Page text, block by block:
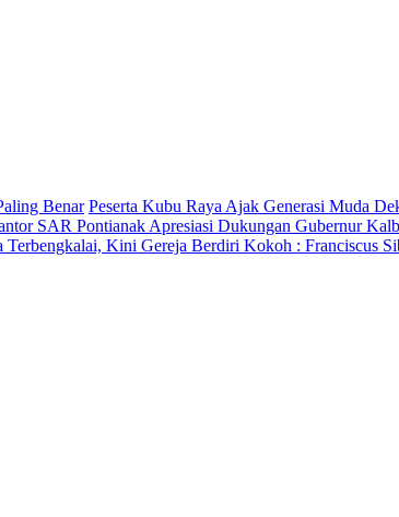
Benar Peserta Kubu Raya Ajak Generasi Muda
SAR Pontianak Apresiasi Dukungan Gubernur
Terbengkalai, Kini Gereja Berdiri Kokoh : Franciscus